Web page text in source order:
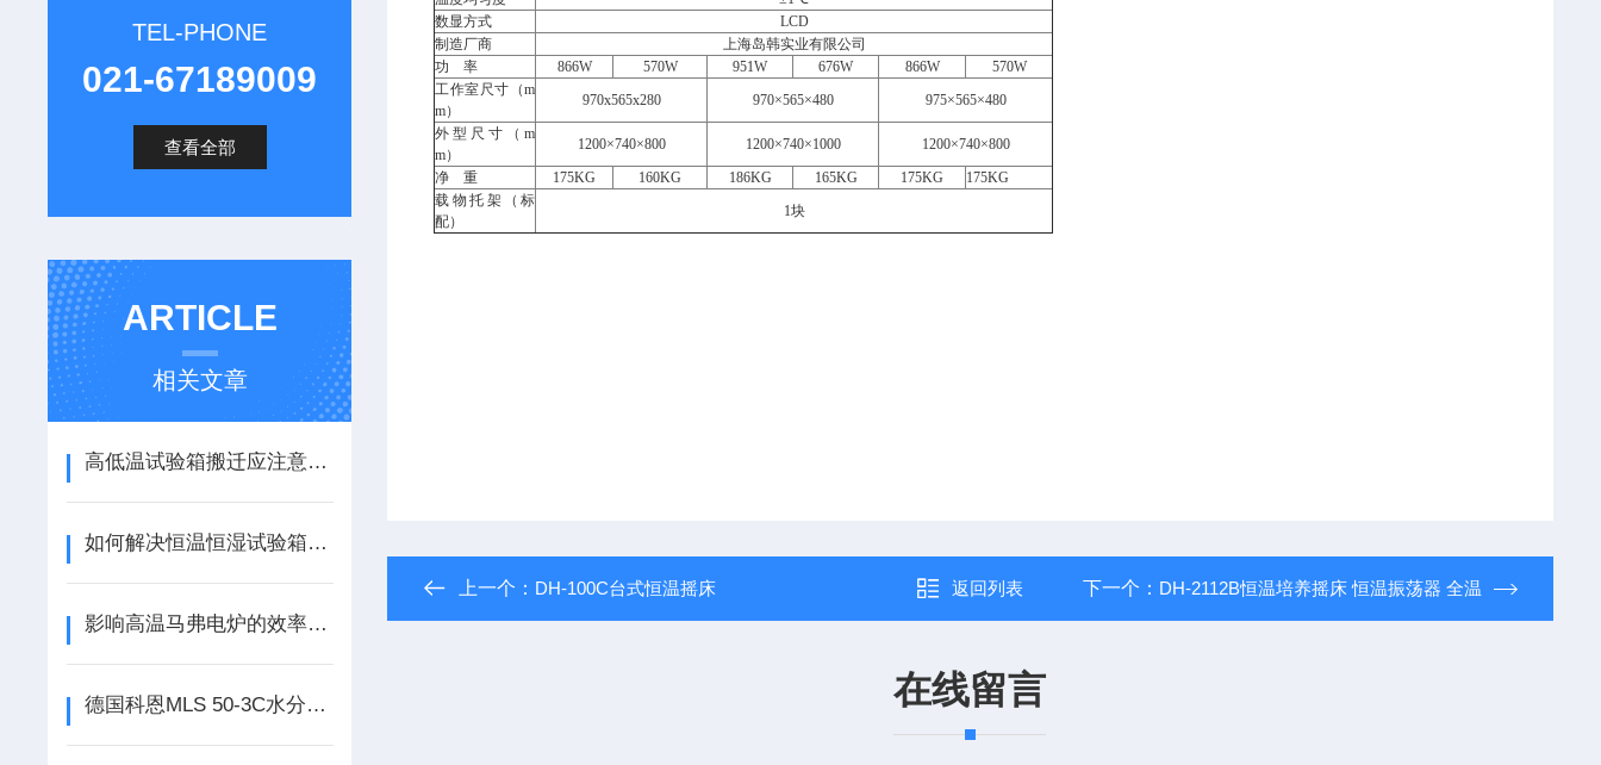
TEL-PHONE
021-67189009
查看全部
ARTICLE
相关文章
高低温试验箱搬迁应注意的制冷系统安全
如何解决恒温恒湿试验箱湿度显示到100%
影响高温马弗电炉的效率因素分析
德国科恩MLS 50-3C水分测定仪的维修及保养
数显方式
LCD
制造厂商
上海岛韩实业有限公司
功 率
866W 570W 951W 676W 866W
570W
工作室尺寸（m
m）
970x565x280 970×565×480
975×565×480
外型尺寸（m
m）
1200×740×800 1200×740×1000
1200×740×800
净 重
175KG 160KG 186KG 165KG 175KG
175KG
载物托架（标
配）
1块
上一个： DH-100C台式恒温摇床 返回列表 下一个： DH-2112B恒温培养摇床 恒温振荡器 全温
在线留言